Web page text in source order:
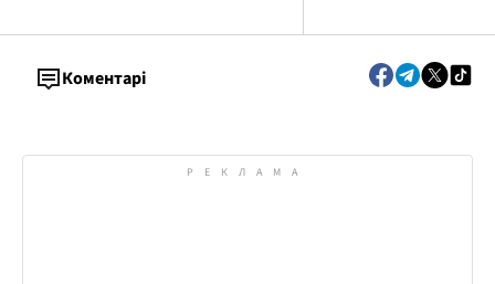
Коментарі